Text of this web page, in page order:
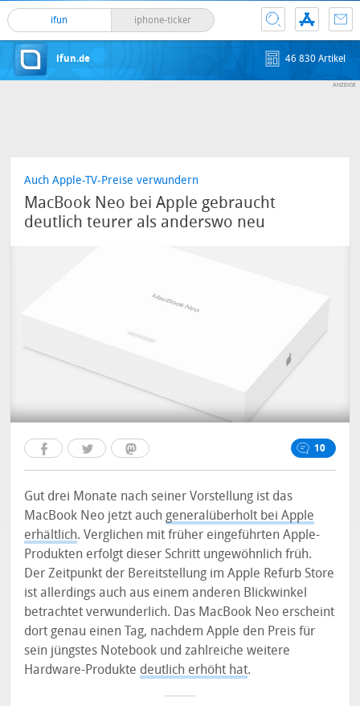
ifun iphone-ticker
ifun.de 46 830 Artikel
Auch Apple-TV-Preise verwundern
MacBook Neo bei Apple gebraucht
deutlich teurer als anderswo neu
10
Gut drei Monate nach seiner Vorstellung ist das
MacBook Neo jetzt auch generalüberholt bei Apple
erhältlich. Verglichen mit früher eingeführten Apple-
Produkten erfolgt dieser Schritt ungewöhnlich früh.
Der Zeitpunkt der Bereitstellung im Apple Refurb Store
ist allerdings auch aus einem anderen Blickwinkel
betrachtet verwunderlich. Das MacBook Neo erscheint
dort genau einen Tag, nachdem Apple den Preis für
sein jüngstes Notebook und zahlreiche weitere
Hardware-Produkte deutlich erhöht hat.